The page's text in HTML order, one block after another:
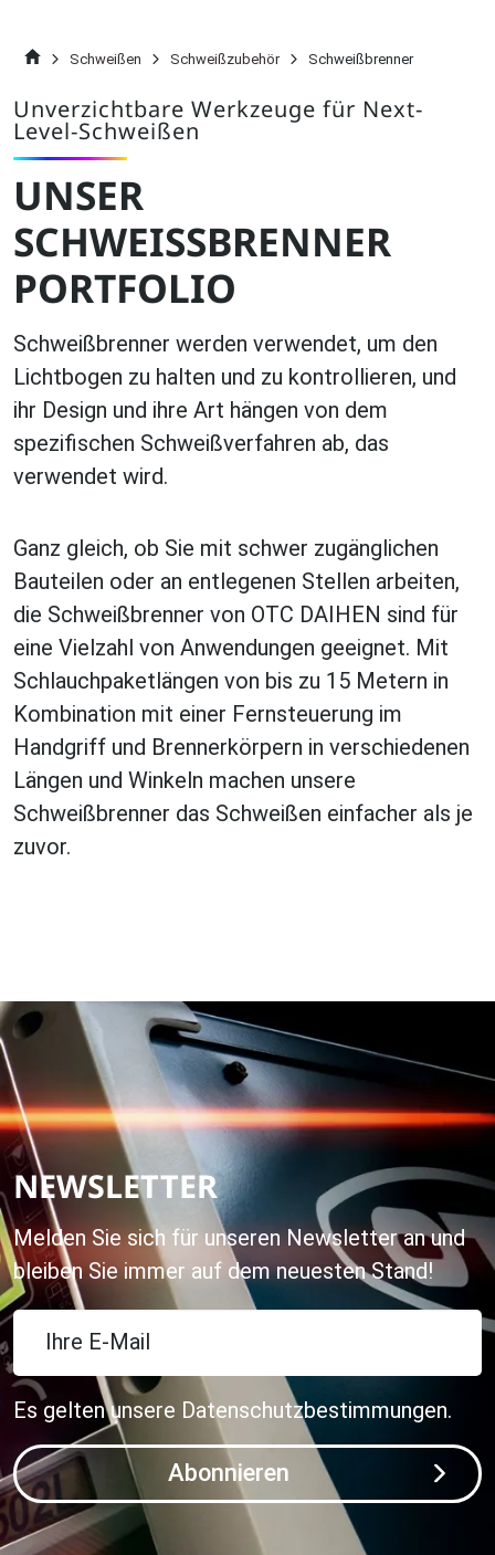
Schweißen Schweißzubehör Schweißbrenner
Unverzichtbare Werkzeuge für Next-
Level-Schweißen
UNSER
SCHWEISSBRENNER
PORTFOLIO
Schweißbrenner werden verwendet, um den
Lichtbogen zu halten und zu kontrollieren, und
ihr Design und ihre Art hängen von dem
spezifischen Schweißverfahren ab, das
verwendet wird.
Ganz gleich, ob Sie mit schwer zugänglichen
Bauteilen oder an entlegenen Stellen arbeiten,
die Schweißbrenner von OTC DAIHEN sind für
eine Vielzahl von Anwendungen geeignet. Mit
Schlauchpaketlängen von bis zu 15 Metern in
Kombination mit einer Fernsteuerung im
Handgriff und Brennerkörpern in verschiedenen
Längen und Winkeln machen unsere
Schweißbrenner das Schweißen einfacher als je
zuvor.
NEWSLETTER
Melden Sie sich für unseren Newsletter an und
bleiben Sie immer auf dem neuesten Stand!
Ihre E-Mail
Es gelten unsere Datenschutzbestimmungen.
Abonnieren